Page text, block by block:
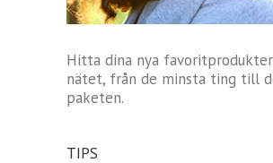
Hitta dina nya
nätet, från de minsta ting till
paketen.
TIPS